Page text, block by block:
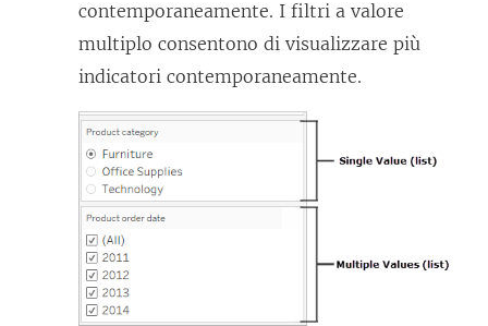
contemporaneamente. I filtri a valore
multiplo consentono di visualizzare più
indicatori contemporaneamente.